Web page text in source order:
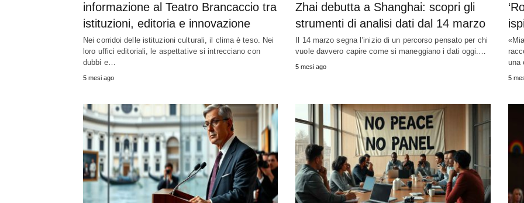
informazione al Teatro Brancaccio tra
istituzioni, editoria e innovazione
Nei corridoi delle istituzioni culturali, il clima è teso. Nei
loro uffici editoriali, le aspettative si intrecciano con
dubbi e…
5 mesi ago
Zhai debutta a Shanghai: scopri gli
strumenti di analisi dati dal 14 marzo
Il 14 marzo segna l’inizio di un percorso pensato per chi
vuole davvero capire come si maneggiano i dati oggi.…
5 mesi ago
una
5